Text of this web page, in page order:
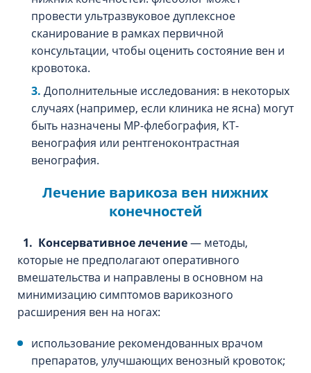
провести ультразвуковое дуплексное
сканирование в рамках первичной
консультации, чтобы оценить состояние вен и
кровотока.
Дополнительные исследования: в некоторых
случаях (например, если клиника не ясна) могут
быть назначены МР-флебография, КТ-
венография или рентгеноконтрастная
венография.
Лечение варикоза вен нижних
конечностей
1. Консервативное лечение— методы,
которые не предполагают оперативного
вмешательства и направлены в основном на
минимизацию симптомов варикозного
расширения вен на ногах:
использование рекомендованных врачом
препаратов, улучшающих венозный кровоток;